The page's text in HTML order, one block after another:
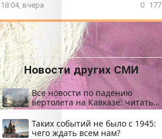
18:04, вчера 0 177
Новости других СМИ
Все новости по падению
вертолета на Кавказе: читать
здесь
Таких событий не было с 1945:
чего ждать всем нам?